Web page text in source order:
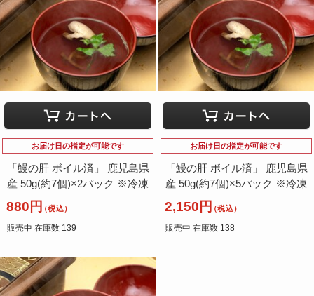
お届け日の指定が可能です
「鰻の肝 ボイル済」 鹿児島県
産 50g(約7個)×2パック ※冷凍
880円（税込）
販売中 在庫数 139
お届け日の指定が可能です
「鰻の肝 ボイル済」 鹿児島県
産 50g(約7個)×5パック ※冷凍
2,150円（税込）
販売中 在庫数 138